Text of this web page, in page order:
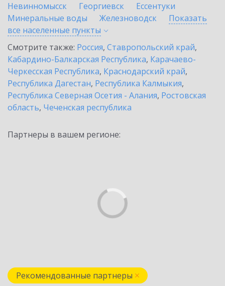
Невинномысск
Георгиевск
Ессентуки
Минеральные воды
Железноводск
Показать
все населенные пункты
Смотрите также: Россия, Ставропольский край,
Кабардино-Балкарская Республика, Карачаево-
Черкесская Республика, Краснодарский край,
Республика Дагестан, Республика Калмыкия,
Республика Северная Осетия - Алания, Ростовская
область, Чеченская республика
Партнеры в вашем регионе:
Рекомендованные партнеры